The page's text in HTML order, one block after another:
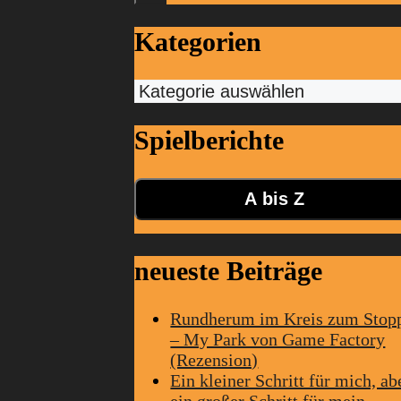
Kategorien
Kategorien
Spielberichte
A bis Z
neueste Beiträge
Rundherum im Kreis zum
– My Park von Game Factory
(Rezension)
Ein kleiner Schritt für mich,